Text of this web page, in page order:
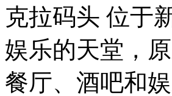
克拉码头 位于
娱乐的天堂，
餐厅、酒吧和